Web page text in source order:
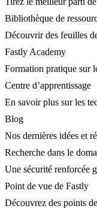
Bibliothèque de
Découvrir des feuilles
Fastly Academy
Formation pratique sur
Centre d’apprentissage
En savoir plus sur les
Blog
Nos dernières idées et
Recherche dans le
Une sécurité renforcée
Point de vue de Fastly
Découvrez des points